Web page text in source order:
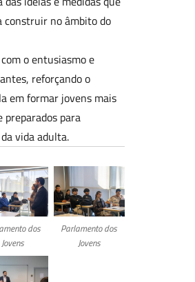
construir no âmbito do
o entusiasmo e
reforçando o
em formar jovens mais
para
vida adulta.
dos
Jovens
Parlamento dos
Jovens